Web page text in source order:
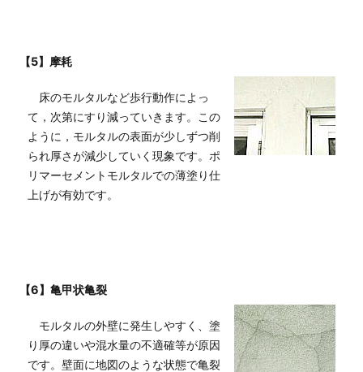
【5】摩耗
床のモルタルなど歩行動作によっ
て，次第にすり減っていきます。この
ように，モルタルの表面が少しずつ削
られ厚さが減少していく現象です。ポ
リマーセメントモルタルでの薄塗り仕
上げが有効です。
【6】亀甲状亀裂
モルタルの外壁に発生しやすく、塗
り厚の違いや混水量の不適確等が原因
です。壁面に地図のような状態で亀裂